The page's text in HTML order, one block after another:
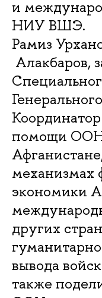
и
НИУ ВШЭ.
Рамиз
Алакбаров,
помощи
механизмах
экономики
других
вывода
также